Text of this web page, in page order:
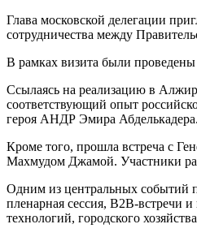
Глава московской делегации
сотрудничества между
В рамках визита были
Ссылаясь на реализацию в
соответствующий опыт
героя АНДР Эмира
Кроме того, прошла встреча с
Махмудом Джамой. Участники
Одним из центральных событий
пленарная сессия, B2B-встречи
технологий, городского